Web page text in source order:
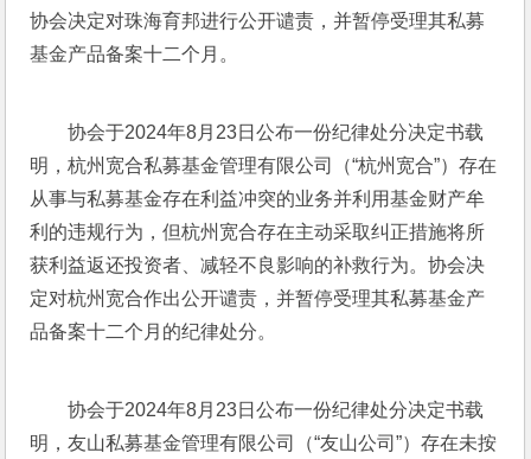
协会决定对珠海育邦进行公开谴责，并暂停受理其私募
基金产品备案十二个月。
协会于2024年8月23日公布一份纪律处分决定书载
明，杭州宽合私募基金管理有限公司（“杭州宽合”）存在
从事与私募基金存在利益冲突的业务并利用基金财产牟
利的违规行为，但杭州宽合存在主动采取纠正措施将所
获利益返还投资者、减轻不良影响的补救行为。协会决
定对杭州宽合作出公开谴责，并暂停受理其私募基金产
品备案十二个月的纪律处分。
协会于2024年8月23日公布一份纪律处分决定书载
明，友山私募基金管理有限公司（“友山公司”）存在未按